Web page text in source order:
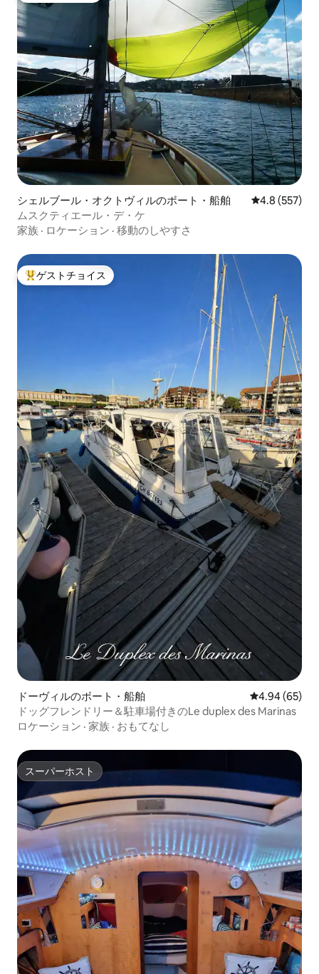
シェルブール・オクトヴィルのボート・船舶 レビュー557
4.8 (557)
ムスクティエール・デ・ケ
家族 · ロケーション · 移動のしやすさ
大好評のゲストチョイスです。
ゲストチョイス
ドーヴィルのボート・船舶 レビュー65
4.94 (65)
ドッグフレンドリー＆駐車場付きのLe duplex des Marinas
ロケーション · 家族 · おもてなし
スーパーホスト
スーパーホスト